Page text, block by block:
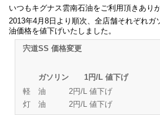
いつもキグナス雲南石油をご利用頂きあり
2013年4月8日より順次、全店舗それぞれガ
油価格を値下げいたしました。
宍道SS 価格変更
ガソリン 1円/L 値下げ
軽 油 2円/L 値下げ
灯 油 2円/L 値下げ